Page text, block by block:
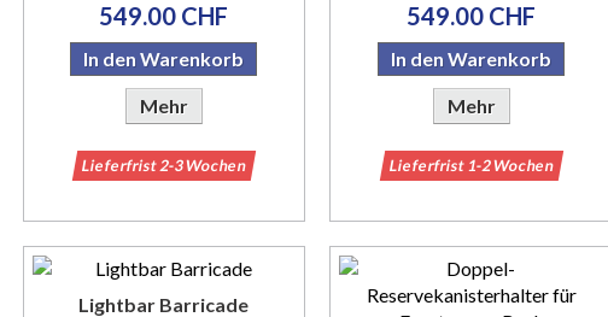
549.00 CHF
In den Warenkorb
Mehr
Lieferfrist 2-3 Wochen
549.00 CHF
In den Warenkorb
Mehr
Lieferfrist 1-2 Wochen
Lightbar Barricade